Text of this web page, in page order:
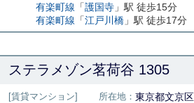
有楽町線 「護国寺 」駅 徒歩15分
有楽町線 「江戸川橋 」駅 徒歩17分
ステラメゾン茗荷谷 1305
[賃貸マンション] 所在地： 東京都文京